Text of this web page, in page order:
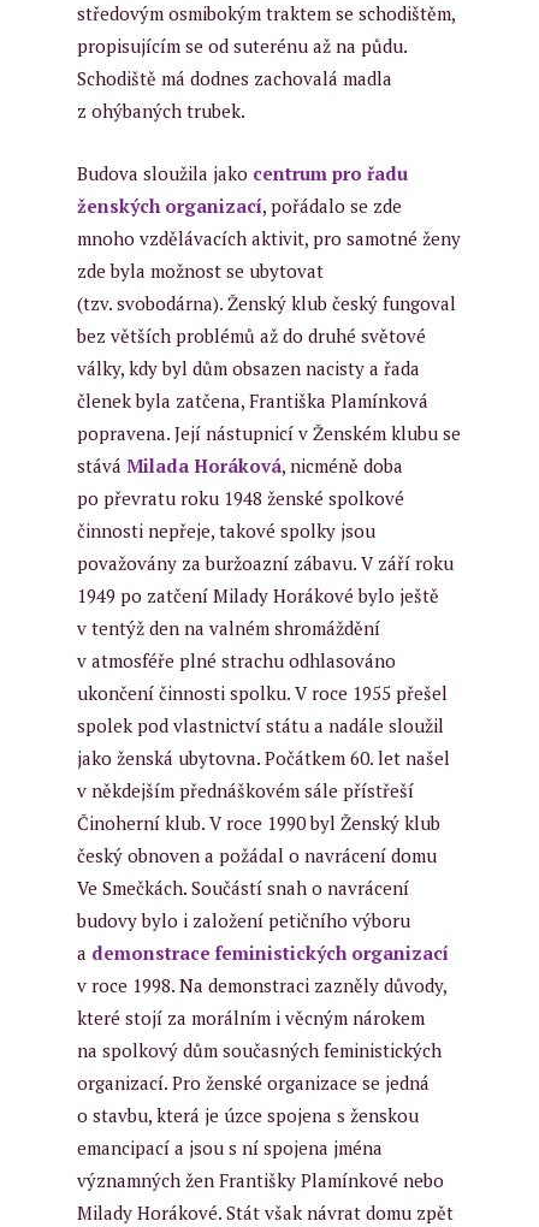
středovým osmibokým traktem se schodištěm,
propisujícím se od suterénu až na půdu.
Schodiště má dodnes zachovalá madla
z ohýbaných trubek.
Budova sloužila jako centrum pro řadu
ženských organizací, pořádalo se zde
mnoho vzdělávacích aktivit, pro samotné ženy
zde byla možnost se ubytovat
(tzv. svobodárna). Ženský klub český fungoval
bez větších problémů až do druhé světové
války, kdy byl dům obsazen nacisty a řada
členek byla zatčena, Františka Plamínková
popravena. Její nástupnicí v Ženském klubu se
stáváMilada Horáková, nicméně doba
po převratu roku 1948 ženské spolkové
činnosti nepřeje, takové spolky jsou
považovány za buržoazní zábavu. V září roku
1949 po zatčení Milady Horákové bylo ještě
v tentýž den na valném shromáždění
v atmosféře plné strachu odhlasováno
ukončení činnosti spolku. V roce 1955 přešel
spolek pod vlastnictví státu a nadále sloužil
jako ženská ubytovna. Počátkem 60. let našel
v někdejším přednáškovém sále přístřeší
Činoherní klub. V roce 1990 byl Ženský klub
český obnoven a požádal o navrácení domu
Ve Smečkách. Součástí snah o navrácení
budovy bylo i založení petičního výboru
a demonstrace feministických organizací
v roce 1998. Na demonstraci zazněly důvody,
které stojí za morálním i věcným nárokem
na spolkový dům současných feministických
organizací. Pro ženské organizace se jedná
o stavbu, která je úzce spojena s ženskou
emancipací a jsou s ní spojena jména
významných žen Františky Plamínkové nebo
Milady Horákové. Stát však návrat domu zpět